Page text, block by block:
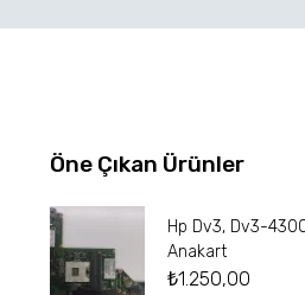
Öne Çıkan Ürünler
Hp Dv3, Dv3-
Anakart
₺1.250,00